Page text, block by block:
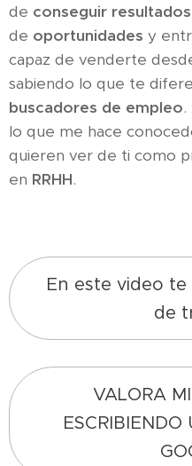
de conseguir
de oportunidades y
capaz de venderte
sabiendo lo que te
buscadores de empleo
lo que me hace
quieren ver de ti como
en RRHH.
En este video
de
VALORA
ESCRIBIENDO